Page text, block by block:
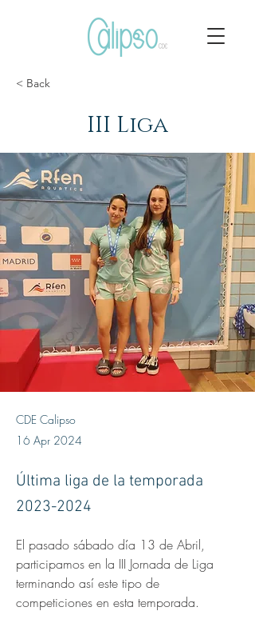
< Back
III Liga
CDE Calipso
16 Apr 2024
Última liga de la temporada
2023-2024
El pasado sábado día 13 de Abril,
participamos en la III Jornada de Liga
terminando así este tipo de
competiciones en esta temporada.